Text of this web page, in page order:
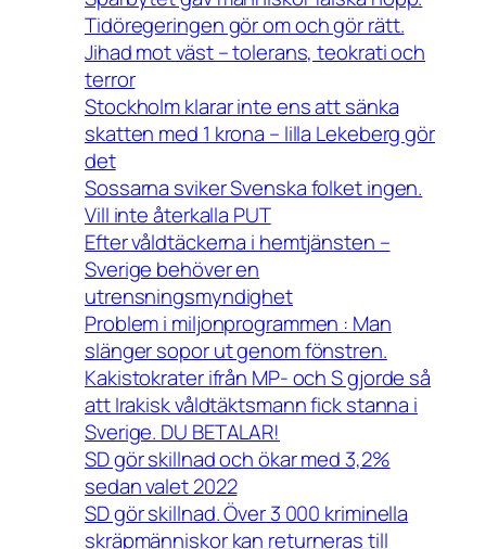
Tidöregeringen gör om och gör rätt.
Jihad mot väst – tolerans, teokrati och
terror
Stockholm klarar inte ens att sänka
skatten med 1 krona – lilla Lekeberg gör
det
Sossarna sviker Svenska folket ingen.
Vill inte återkalla PUT
Efter våldtäckerna i hemtjänsten –
Sverige behöver en
utrensningsmyndighet
Problem i miljonprogrammen : Man
slänger sopor ut genom fönstren.
Kakistokrater ifrån MP- och S gjorde så
att Irakisk våldtäktsmann fick stanna i
Sverige. DU BETALAR!
SD gör skillnad och ökar med 3,2%
sedan valet 2022
SD gör skillnad. Över 3 000 kriminella
skräpmänniskor kan returneras till